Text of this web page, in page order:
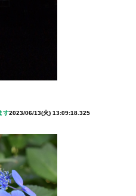
す2023/06/13(火) 13:09:18.325